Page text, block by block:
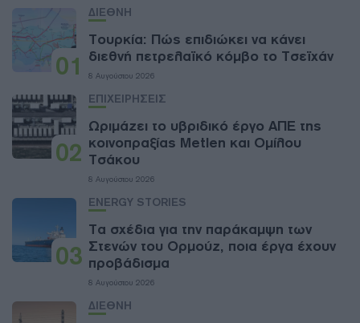
01
ΔΙΕΘΝΗ
Τουρκία: Πώς επιδιώκει να κάνει
διεθνή πετρελαϊκό κόμβο το Τσεϊχάν
8 Αυγούστου 2026
02
ΕΠΙΧΕΙΡΗΣΕΙΣ
Ωριμάζει το υβριδικό έργο ΑΠΕ της
κοινοπραξίας Metlen και Ομίλου
Τσάκου
8 Αυγούστου 2026
03
ENERGY STORIES
Τα σχέδια για την παράκαμψη των
Στενών του Ορμούζ, ποια έργα έχουν
προβάδισμα
8 Αυγούστου 2026
ΔΙΕΘΝΗ